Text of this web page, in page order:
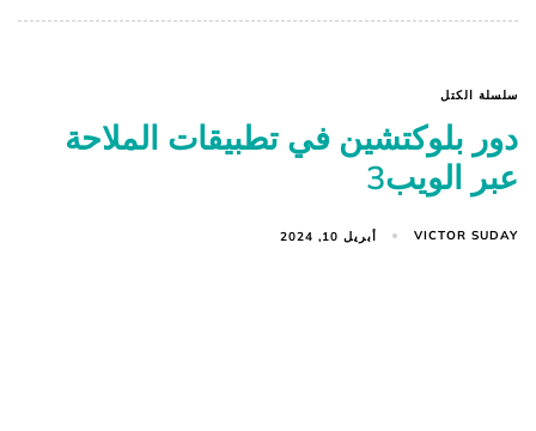
سلسلة الكتل
دور بلوكتشين في تطبيقات الملاحة
عبر الويب3
VICTOR SUDAY أبريل 10, 2024